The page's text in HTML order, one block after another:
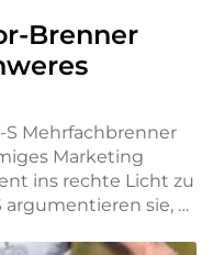
Brenner
S Mehrfachbrenner
Marketing
ins rechte Licht zu
argumentieren sie, …